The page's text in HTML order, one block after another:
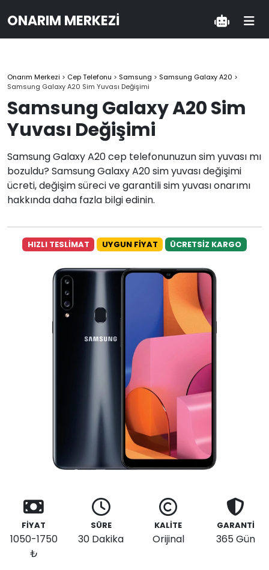
ONARIM MERKEZI
Onarım Merkezi > Cep Telefonu > Samsung > Samsung Galaxy A20 >
Samsung Galaxy A20 Sim Yuvası Değişimi
Samsung Galaxy A20 Sim
Yuvası Değişimi
Samsung Galaxy A20 cep telefonunuzun sim yuvası mı
bozuldu? Samsung Galaxy A20 sim yuvası değişimi
ücreti, değişim süreci ve garantili sim yuvası onarımı
hakkında daha fazla bilgi edinin.
HIZLI TESLİMAT UYGUN FİYAT ÜCRETSİZ KARGO
FİYAT
1050-1750
₺
SÜRE
30 Dakika
KALİTE
Orijinal
GARANTİ
365 Gün